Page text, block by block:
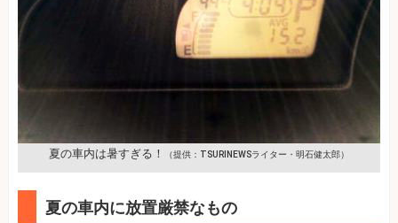
夏の車内は暑すぎる！ （提供：TSURINEWSライター・明石健太郎）
夏の車内に放置厳禁なもの